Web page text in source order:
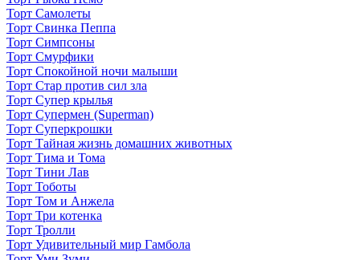
Торт Самолеты
Торт Свинка Пеппа
Торт Симпсоны
Торт Смурфики
Торт Спокойной ночи малыши
Торт Стар против сил зла
Торт Супер крылья
Торт Супермен (Superman)
Торт Суперкрошки
Торт Тайная жизнь домашних животных
Торт Тима и Тома
Торт Тини Лав
Торт Тоботы
Торт Том и Анжела
Торт Три котенка
Торт Тролли
Торт Удивительный мир Гамбола